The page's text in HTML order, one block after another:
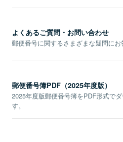
よくあるご質問・お問い合わせ
郵便番号に関するさまざまな疑問にお
郵便番号簿PDF（2025年度版）
2025年度版郵便番号簿をPDF形式で
す。